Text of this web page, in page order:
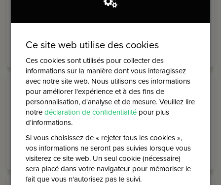
Communication Contenu
Ce site web utilise des cookies
Ces cookies sont utilisés pour collecter des
informations sur la manière dont vous interagissez
avec notre site web. Nous utilisons ces informations
pour améliorer l'expérience et à des fins de
personnalisation, d'analyse et de mesure. Veuillez lire
notredéclaration de confidentialité pour plus
d'informations.
Si vous choisissez de « rejeter tous les cookies »,
vos informations ne seront pas suivies lorsque vous
visiterez ce site web. Un seul cookie (nécessaire)
sera placé dans votre navigateur pour mémoriser le
fait que vous n'autorisez pas le suivi.